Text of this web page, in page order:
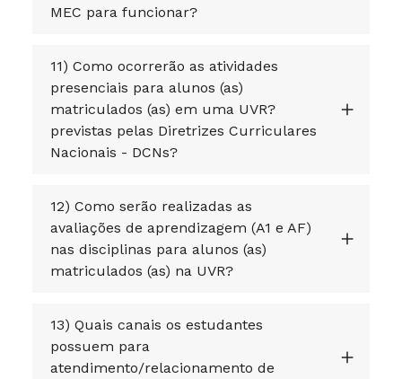
MEC para funcionar?
11) Como ocorrerão as atividades
presenciais para alunos (as)
matriculados (as) em uma UVR?
previstas pelas Diretrizes Curriculares
Nacionais - DCNs?
12) Como serão realizadas as
avaliações de aprendizagem (A1 e AF)
nas disciplinas para alunos (as)
matriculados (as) na UVR?
13) Quais canais os estudantes
possuem para
atendimento/relacionamento de